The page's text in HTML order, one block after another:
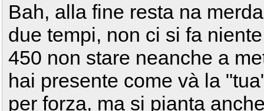
Bah, alla fine resta na
due tempi, non ci si fa
450 non stare neanche a
hai presente come và la
per forza, ma si pianta